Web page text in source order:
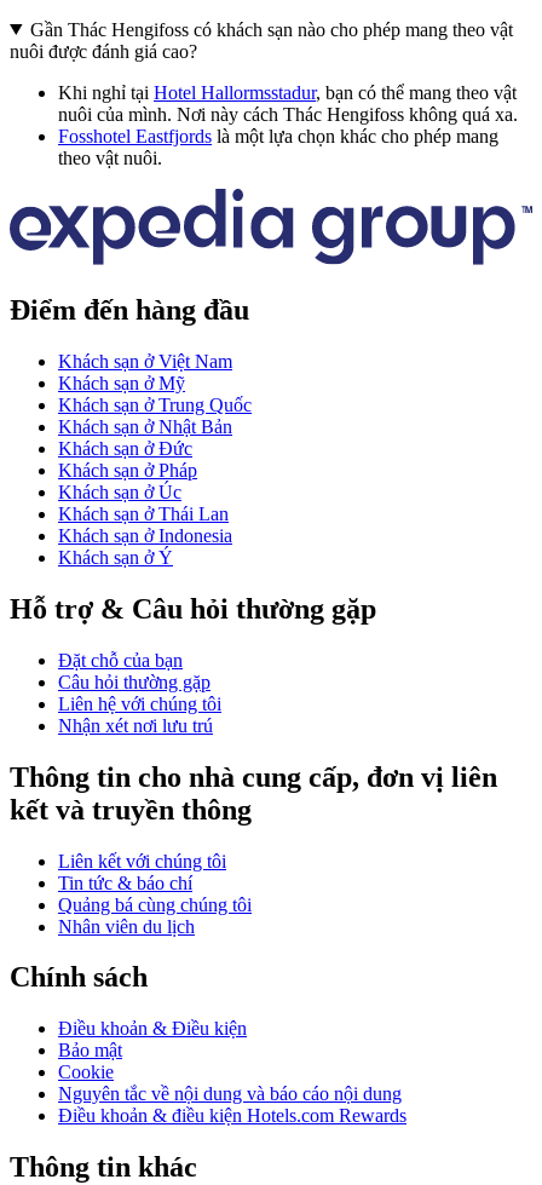
Gần Thác Hengifoss có khách sạn nào cho phép mang theo vật
nuôi được đánh giá cao?
Khi nghỉ tại Hotel Hallormsstadur, bạn có thể mang theo vật
nuôi của mình. Nơi này cách Thác Hengifoss không quá xa.
Fosshotel Eastfjords là một lựa chọn khác cho phép mang
theo vật nuôi.
Điểm đến hàng đầu
Khách sạn ở Việt Nam
Khách sạn ở Mỹ
Khách sạn ở Trung Quốc
Khách sạn ở Nhật Bản
Khách sạn ở Đức
Khách sạn ở Pháp
Khách sạn ở Úc
Khách sạn ở Thái Lan
Khách sạn ở Indonesia
Khách sạn ở Ý
Hỗ trợ & Câu hỏi thường gặp
Đặt chỗ của bạn
Câu hỏi thường gặp
Liên hệ với chúng tôi
Nhận xét nơi lưu trú
Thông tin cho nhà cung cấp, đơn vị liên
kết và truyền thông
Liên kết với chúng tôi
Tin tức & báo chí
Quảng bá cùng chúng tôi
Nhân viên du lịch
Chính sách
Điều khoản & Điều kiện
Bảo mật
Cookie
Nguyên tắc về nội dung và báo cáo nội dung
Điều khoản & điều kiện Hotels.com Rewards
Thông tin khác